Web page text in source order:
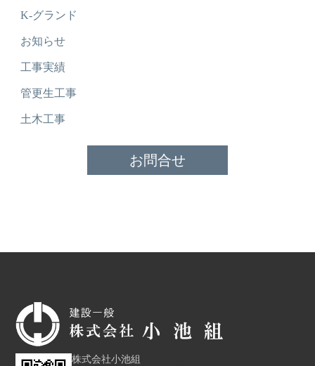
K-グランド
お知らせ
工事実績
管更生工事
土木工事
お問合せ
株式会社小池組